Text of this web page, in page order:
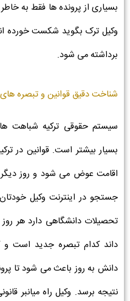
بسیاری از پرونده ها فقط به
وکیل ترک بگوید شکست خورده
برداشته می شود.
شناخت دقیق قوانین و تبصره
سیستم حقوقی ترکیه شباهت
بسیار بیشتر است. قوانین در
اقامت عوض می شود و روز دیگر
جستجو در اینترنت وکیل
تحصیلات دانشگاهی دارد هر
داند کدام تبصره جدید است
دانش به روز باعث می شود تا
نتیجه برسد. وکیل راه میانبر